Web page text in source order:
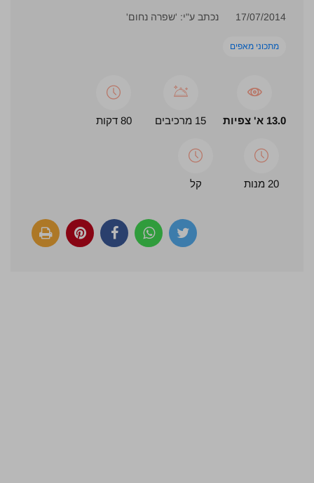
17/07/2014 נכתב ע"י: 'שפרה נחום'
מתכוני מאפים
13.0 א' צפיות 15 מרכיבים 80 דקות
20 מנות קל